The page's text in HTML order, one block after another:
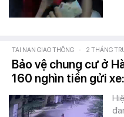
TAI NẠN GIAO THÔNG - 2 THÁNG
Bảo vệ chung cư ở
160 nghìn tiền gửi